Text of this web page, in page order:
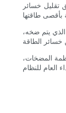
تقليل خسائر
يتم ضخه،
المضخات،